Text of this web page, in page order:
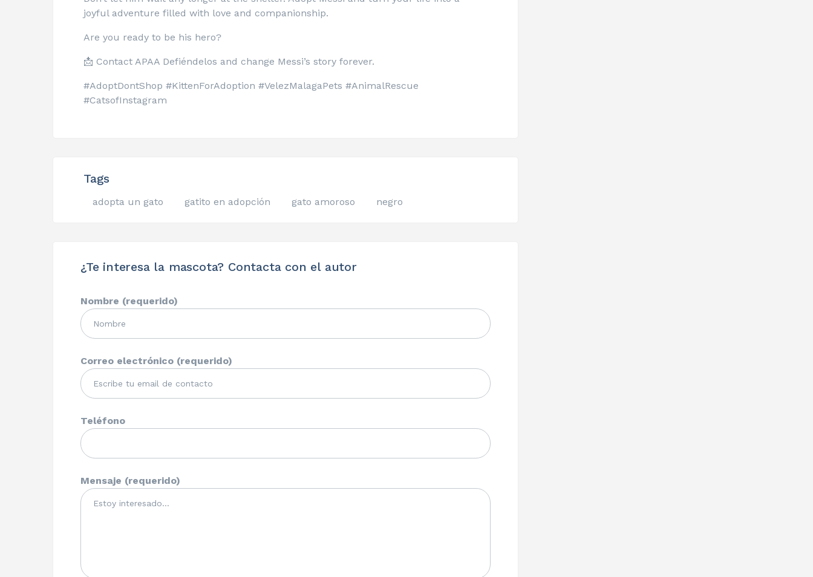
joyful adventure filled with love and companionship.
Are you ready to be his hero?
📩 Contact APAA Defiéndelos and change Messi’s story forever.
#AdoptDontShop #KittenForAdoption #VelezMalagaPets #AnimalRescue
#CatsofInstagram
Tags
adopta un gato gatito en adopción gato amoroso negro
¿Te interesa la mascota? Contacta con el autor
Nombre (requerido)
Correo electrónico (requerido)
Teléfono
Mensaje (requerido)